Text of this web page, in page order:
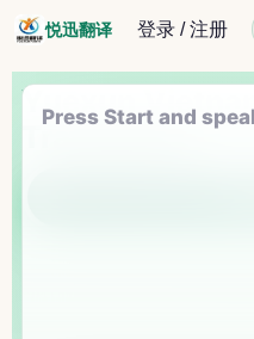
悦迅翻译 登录 / 注册